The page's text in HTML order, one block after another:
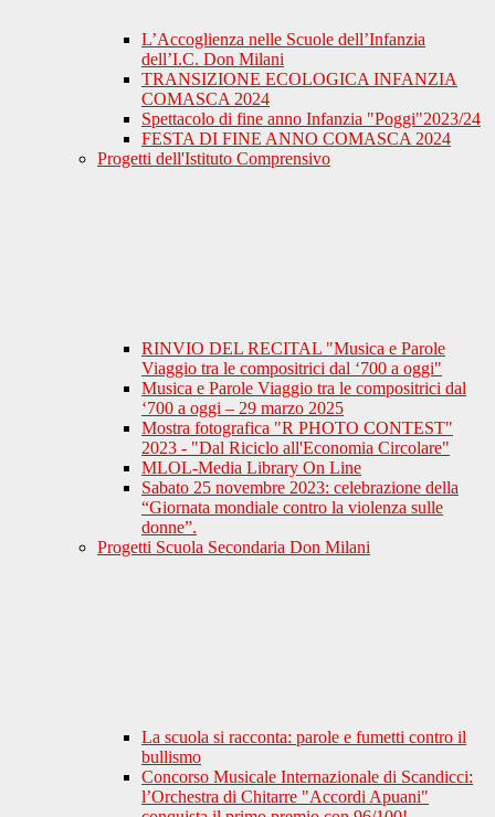
L’Accoglienza nelle Scuole dell’Infanzia
dell’I.C. Don Milani
TRANSIZIONE ECOLOGICA INFANZIA
COMASCA 2024
Spettacolo di fine anno Infanzia "Poggi"2023/24
FESTA DI FINE ANNO COMASCA 2024
Progetti dell'Istituto Comprensivo
RINVIO DEL RECITAL "Musica e Parole
Viaggio tra le compositrici dal ‘700 a oggi"
Musica e Parole Viaggio tra le compositrici dal
‘700 a oggi – 29 marzo 2025
Mostra fotografica "R PHOTO CONTEST"
2023 - "Dal Riciclo all'Economia Circolare"
MLOL-Media Library On Line
Sabato 25 novembre 2023: celebrazione della
“Giornata mondiale contro la violenza sulle
donne”.
Progetti Scuola Secondaria Don Milani
La scuola si racconta: parole e fumetti contro il
bullismo
Concorso Musicale Internazionale di Scandicci:
l’Orchestra di Chitarre "Accordi Apuani"